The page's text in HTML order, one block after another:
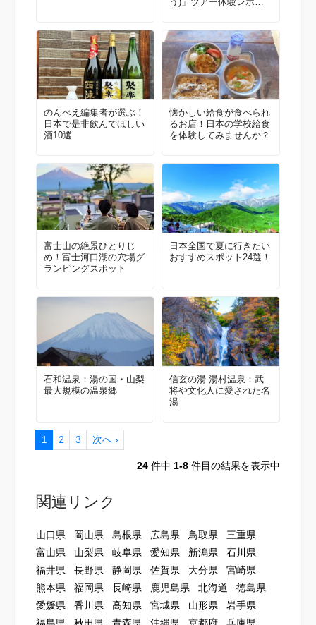
のんべえ編集者が選ぶ！
日本で是非飲んでほしい
酒10選
懐かしい給食が食べられ
るお店！日本の学校給食
を体験してみませんか？
富士山の絶景ひとりじ
め！富士河口湖の穴場グ
ランピングスポット
日本全国で夏に行きたい
おすすめスポット24選！
石和温泉：湯の国・山梨
最大規模の温泉郷
信玄の湯 湯村温泉：武
将や文化人に愛された名
湯
1 2 3 次へ ›
24 件中 1-8 件目の結果を表示中
関連リンク
山口県 岡山県 島根県 広島県 鳥取県
三重県
富山県
山梨県 岐阜県 愛知県 新潟県
石川県
福井県
長野県 静岡県 佐賀県 大分県
宮崎県
熊本県
福岡県 長崎県 鹿児島県 北海道
徳島県
愛媛県
香川県 高知県 宮城県 山形県
岩手県